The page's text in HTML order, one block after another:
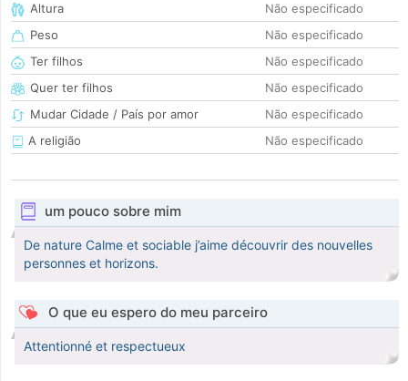
Altura
Não especificado
Peso
Não especificado
Ter filhos
Não especificado
Quer ter filhos
Não especificado
Mudar Cidade / País por amor
Não especificado
A religião
Não especificado
um pouco sobre mim
De nature Calme et sociable j’aime découvrir des nouvelles
personnes et horizons.
O que eu espero do meu parceiro
Attentionné et respectueux